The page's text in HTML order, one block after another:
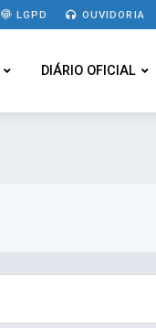
LGPD OUVIDORIA
DIÁRIO OFICIAL